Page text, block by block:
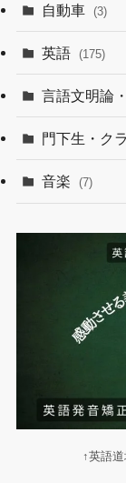
自動車 (3)
英語 (175)
言語文明論
門下生・ク
音楽 (7)
↑英語